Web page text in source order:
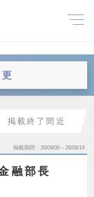
掲載終了間近
掲載期間 26/08/06～26/08/19
融部長